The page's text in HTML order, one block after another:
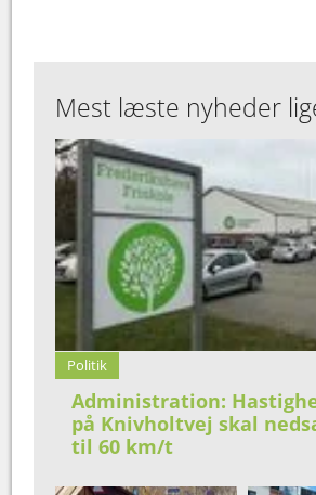
Mest læste nyheder
Politik
Administration:
på Knivholtvej skal
til 60 km/t